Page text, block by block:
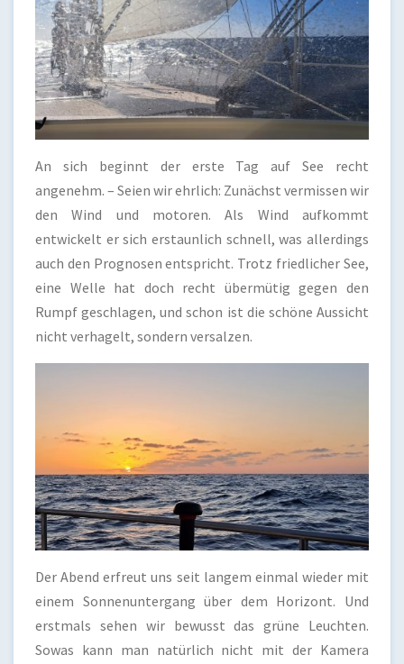
An sich beginnt der erste Tag auf See recht
angenehm. – Seien wir ehrlich: Zunächst vermissen wir
den Wind und motoren. Als Wind aufkommt
entwickelt er sich erstaunlich schnell, was allerdings
auch den Prognosen entspricht. Trotz friedlicher See,
eine Welle hat doch recht übermütig gegen den
Rumpf geschlagen, und schon ist die schöne Aussicht
nicht verhagelt, sondern versalzen.
Der Abend erfreut uns seit langem einmal wieder mit
einem Sonnenuntergang über dem Horizont. Und
erstmals sehen wir bewusst das grüne Leuchten.
Sowas kann man natürlich nicht mit der Kamera